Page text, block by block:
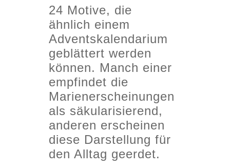
24 Motive, die
ähnlich einem
Adventskalendarium
geblättert werden
können. Manch einer
empfindet die
Marienerscheinungen
als säkularisierend,
anderen erscheinen
diese Darstellung für
den Alltag geerdet.